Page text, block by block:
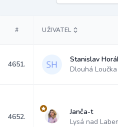
# UŽIVATEL
4651.
Stanislav
Dlouhá Loučka
4652.
Janča-t
Lysá nad